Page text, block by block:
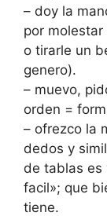
– doy la
por
o tirarle un
genero).
– muevo,
orden =
– ofrezco la
dedos y
de tablas es
facil»; que
tiene.